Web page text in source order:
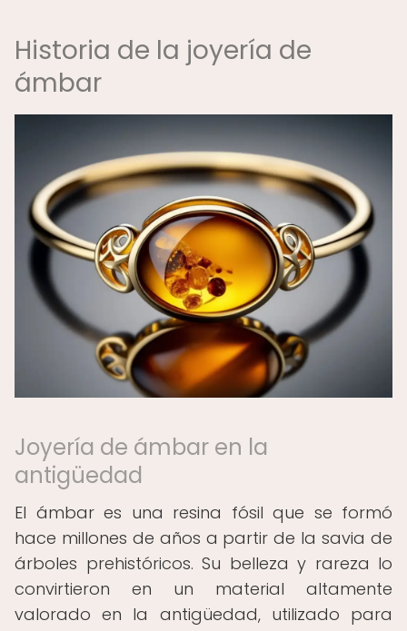
Historia de la joyería de
ámbar
Joyería de ámbar en la
antigüedad
El ámbar es una resina fósil que se formó
hace millones de años a partir de la savia de
árboles prehistóricos. Su belleza y rareza lo
convirtieron en un material altamente
valorado en la antigüedad, utilizado para